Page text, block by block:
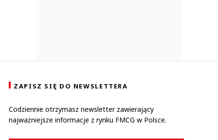
ZAPISZ SIĘ DO NEWSLETTERA
Codziennie otrzymasz newsletter zawierający
najważniejsze informacje z rynku FMCG w Polsce.